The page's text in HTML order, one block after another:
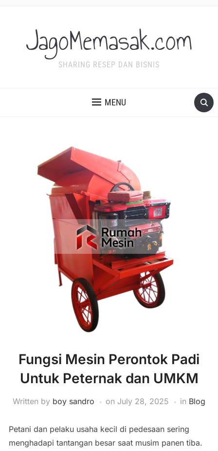
JagoMemasak.com
SHARING RESEP DAN BISNIS
MENU
Fungsi Mesin Perontok Padi
Untuk Peternak dan UMKM
Written by boy sandro on July 28, 2025 in Blog
Petani dan pelaku usaha kecil di pedesaan sering
menghadapi tantangan besar saat musim panen tiba.